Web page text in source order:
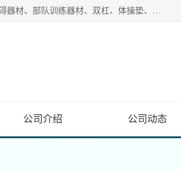
【1分钟前更新】盐山洛龙体育器材销售有限公司批量供应：300米障碍器材、400米障碍器材、部队训练器材、双杠、体操垫、舞蹈把杆等产品。盐山洛龙体育器材销售有限公司经过多年的发展，集研发，生产，销售，售后服务为一体. 奉行“质量，信誉，服务”的宗旨，以开拓创新的精神和真诚守信的态度积极进取。
公司介绍 公司动态